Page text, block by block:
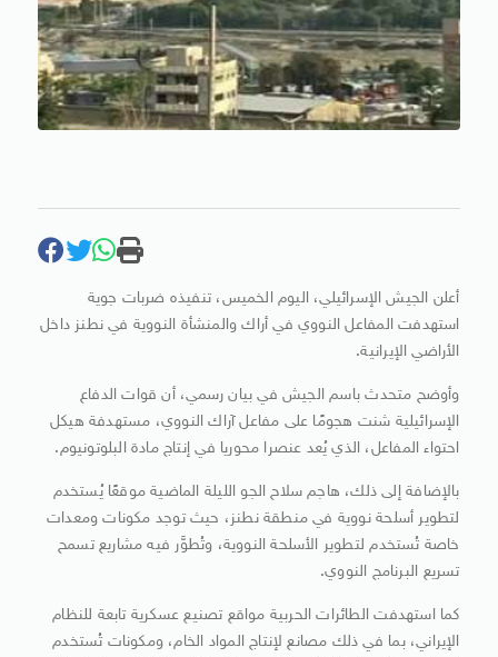
أعلن الجيش الإسرائيلي، اليوم الخميس، تنفيذه ضربات جوية
استهدفت المفاعل النووي في أراك والمنشأة النووية في نطنز داخل
الأراضي الإيرانية.
وأوضح متحدث باسم الجيش في بيان رسمي، أن قوات الدفاع
الإسرائيلية شنت هجومًا على مفاعل آراك النووي، مستهدفة هيكل
احتواء المفاعل، الذي يُعد عنصرا محوريا في إنتاج مادة البلوتونيوم.
بالإضافة إلى ذلك، هاجم سلاح الجو الليلة الماضية موقعًا يُستخدم
لتطوير أسلحة نووية في منطقة نطنز، حيث توجد مكونات ومعدات
خاصة تُستخدم لتطوير الأسلحة النووية، وتُطوَّر فيه مشاريع تسمح
تسريع البرنامج النووي.
كما استهدفت الطائرات الحربية مواقع تصنيع عسكرية تابعة للنظام
الإيراني، بما في ذلك مصانع لإنتاج المواد الخام، ومكونات تُستخدم